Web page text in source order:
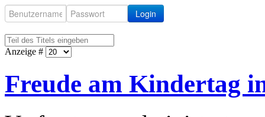
Login
Anzeige #
Freude am Kindertag